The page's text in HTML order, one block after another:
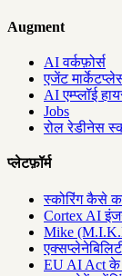
Augment
AI वर्कफ़ोर्स
एजेंट
AI एम्प्लॉई
Jobs
रोल रेडीनेस
प्लेटफ़ॉर्म
स्कोरिंग कैसे
Cortex AI
Mike
EU AI Act